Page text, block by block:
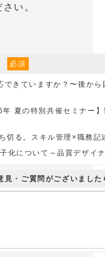
い。
必須
きていますか？〜後から
夏の特別共催セミナー
る。スキル管理×職務記
化について～品質デザイ
・ご質問がございまし